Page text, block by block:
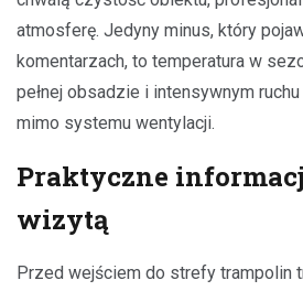
atmosferę. Jedyny minus, który
komentarzach, to temperatura w
pełnej obsadzie i intensywnym
mimo systemu wentylacji.
Praktyczne
wizytą
Przed wejściem do strefy trampolin